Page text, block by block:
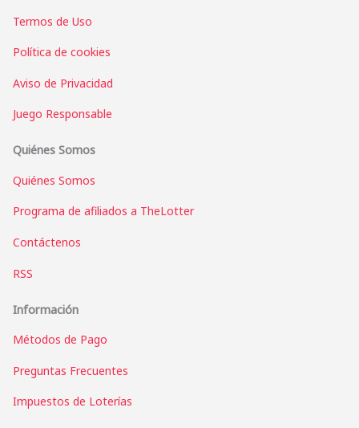
Termos de Uso
Política de cookies
Aviso de Privacidad
Juego Responsable
Quiénes Somos
Quiénes Somos
Programa de afiliados a TheLotter
Contáctenos
RSS
Información
Métodos de Pago
Preguntas Frecuentes
Impuestos de Loterías